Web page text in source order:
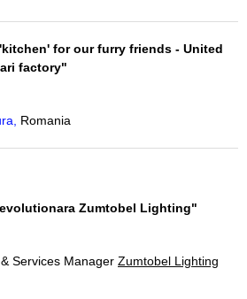
for our furry friends - United
factory"
Romania
Zumtobel Lighting"
Services Manager Zumtobel Lighting